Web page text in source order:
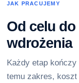
JAK PRACUJEMY
Od celu
wdrożenia
Każdy etap
temu zakres,